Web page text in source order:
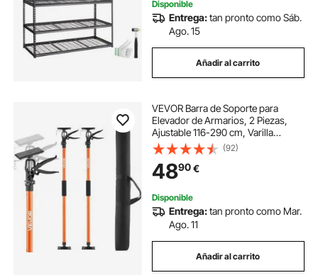
Disponible
Entrega:tan pronto como Sáb.
Ago. 15
Añadir al carrito
VEVOR Barra de Soporte para
Elevador de Armarios, 2 Piezas,
Ajustable 116-290 cm, Varilla
Telescópica Rápida Liviana de
Acero, Carga de 70 kg para Instalar
Armarios y Levantar Paneles de
Yeso
(92)
4890€
Disponible
Entrega:tan pronto como Mar.
Ago. 11
Añadir al carrito